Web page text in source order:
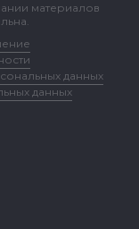
материалов
данных
данных